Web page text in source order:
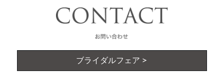
ブライダルフェア